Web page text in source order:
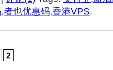
,者也优惠码,香港VPS.
2